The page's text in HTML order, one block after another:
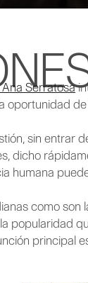
Serratosa
oportunidad
sin entrar
dicho
humana
como
popularidad